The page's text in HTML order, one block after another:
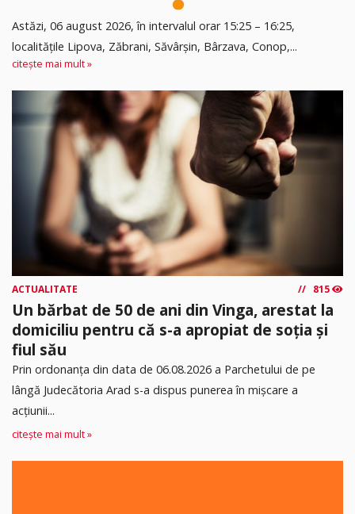
Astăzi, 06 august 2026, în intervalul orar 15:25 – 16:25,
localitățile Lipova, Zăbrani, Săvârșin, Bârzava, Conop,...
citește mai mult »
ACTUALITATE 815
Un bărbat de 50 de ani din Vinga, arestat la
domiciliu pentru că s-a apropiat de soția și
fiul său
Prin ordonanța din data de 06.08.2026 a Parchetului de pe
lângă Judecătoria Arad s-a dispus punerea în mişcare a
acţiunii...
citește mai mult »